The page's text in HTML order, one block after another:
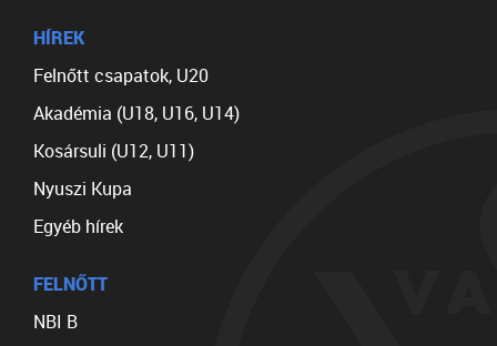
HÍREK
Felnőtt csapatok, U20
Akadémia (U18, U16, U14)
Kosársuli (U12, U11)
Nyuszi Kupa
Egyéb hírek
FELNŐTT
NBI B